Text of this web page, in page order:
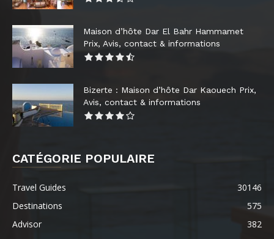
Maison d’hôte Dar El Bahr Hammamet
Prix, Avis, contact & informations
Bizerte : Maison d’hôte Dar Kaouech Prix,
Avis, contact & informations
CATÉGORIE POPULAIRE
Travel Guides
30146
Destinations
575
Advisor
382